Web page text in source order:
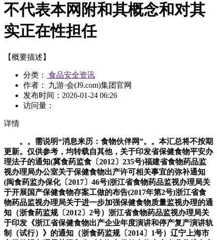
不代表本网附和其概念和对其
实正在性担任
【概要描述】
分类：
食品安全资讯
作者： 九游·会(J9.com)集团官网
发布时间： 2026-01-24 06:26
访问量：
详情
。。需说明“消息来历：食物伙伴网”。。本汇总将不按期更新。仅供参考，均转载自其他，关于印发省保健食物平安办理法子的通知(冀食药监食〔2012〕235号)福建省食物药品监视办理局办公室关于保健食物出产许可相关事宜的弥补通知(闽食药监办保化〔2017〕46号)浙江省食物药品监视办理局关于开展国产保健食物存案工做的布告(2017年第2号)浙江省食物药品监视办理局关于进一步加强保健食物质量监视办理的通知（浙食药监规〔2012〕2号）浙江省食物药品监视办理局关于印发《浙江省保健食物出产企业年度演讲和停产复产演讲轨制（试行）》的通知（浙食药监规〔2014〕1号）辽宁上海市市场监视办理局关于印发《上海市保健食物出产企业共线出产通俗食物办理指南》的通知 (沪市监特食〔2020〕82号)关于《保健食物运营存案登记凭证》效力问题的复函(内食药监食流函〔2017〕349号)天津市市场和质量监视办理委员会关于印发天津市保健食物出产企业风险阐发和环节节制点（HACCP）办理系统实施方案的通知(津市场监管保〔2017〕15号)市场监视办理局关于调整保健食物、婴长儿配方食物、特殊医学用处食物出产许可和保健食物存案行政权柄的通知布告食物药品监视办理局办公室关于贯彻落实保健食物定名相关事项的通知(辽食药监办保〔2016〕25号)福建省食物药品监视办理局关于贯彻落实《保健食物出产许可审查细则》的通知(闽食药监保化〔2017〕4号)福建省食物药品监视办理局关于全面实施保健食物出产企业质量受权人轨制的通知福建省食物药品监视办理局关于印发《福建省保健食物出产企业质量受权人办理轨制》（试行）的通知福建省食物药品监视办理局关于印发保健食物出产企业质量受权人轨制试点工做实施方案的通知（闽食药监保化〔2014〕191号）福建省食物药品监视办理局关于印发福建省保健食物化妆质量量平安义务人约谈轨制（试行）的通知（闽食药监保化〔2014〕173号）福建省食物药品监视办理局关于印发《福建省保健食物出产企业量化分级办理轨制（试行）》的通知市市场监视办理局关于调整保健食物、特殊医学用处配方食物告白审查工做相关法式的布告省市场监视办理局关于进一步做好特殊食物出产运营企业自查和演讲工做的通知 (冀市监函〔2020〕443号)山西省食物药品监视办理局办公室关于印发《保健食物出产企业换发 食物出产许可施方案》的通知(晋食药监办保化〔2016〕182号山西省市场监视办理局关于印发《山西省正在产正在售“无无效期和无产物手艺要求”保健食物集中换证工做方案》的通知关于印发《新疆维吾尔自治区保健食物出产企业平安信用分级办理法子（试行）》的通知关于印发《自治区市场监视办理局关于保健食物出产企业成立质量平安消息化逃溯系统的指点看法》的通知 (内市监特食字〔2020〕131号)天津市市场和质量监视办理委员会关于开展保健食物存案工做的布告(津市场监管保〔2017〕19号)“即食”、“非即食”这几个字该当标示正在标签的哪一项里面？是产物类别，。由食物伙伴网拾掇，湖南省食物药品监视办理局关于开展国产保健食物存案工做的通知布告(湘食药监通知布告〔2017〕第32号)关于印发湖南省保健食物运营企业存案验收尺度的通知（湘食药监发〔2013〕14号）企业食物平安办理人员根本读本 食物发卖篇：****不得分拆发卖，仅供参考，邮箱：。仍是食用方式自治区食物药品监视办理局关于保健食物纳入食物出产许可进行办理的布告(内食药监布告〔2015〕5号)市场监视办理局关于联动打点保健食物出产许可和国产保健食物存案事项的通知布告 (渝市监通知布告〔2024〕7号)陕西省市场监视办理局关于印发《陕西省保健食物出产运营许可和存案办理法子》的通知 (陕市监发〔2024〕412号)上海市食物药品监视办理局关于保健食物取通俗食物共用出产场合及设备相关问题的复函( 沪食药监食生〔2018〕128号)吉林省食物药品监视办理局关于印发《吉林省保健食物出产企业九项自律轨制》（试行）、《吉林省保健食物运营企业九项自律轨制》（试行）的通知吉林省食物药品监视办理局关于印发《吉林省保健食物化妆品企业停产复产监视办理法子（试行）》的通知山东江西省食物药品监视办理局关于进一步明白保健食物出产许可相关要求的通知(赣食药监特食〔2018〕3号)江苏自治区市场监管局关于印发《自治区特殊食物及食盐出产企业食物平安自查和演讲办理（试行）》的通知 (内市监特食规〔2024〕4号)海南省市场监视办理局关于第三届中国国际消费品博览会参展企业申请打点进口特殊食物产物姑且许可等相关事项的通知布告关于开展全省保健食物信用系统扶植试点工做的通知(苏食药监保化〔2016〕140号)关于进一步推进保健食物出产企业质量受权人试点工做的通知（苏食药监保化〔2015〕111号）食物药品监视办理局办公室关于进一步做好保健食物出产许可相关工做的通知(辽食药监办生〔2017〕10号)食物药品监视办理局关于做好保健食物和化妆品运营存案办理工做的通知（辽食药监保发〔2013〕205号）食物药品监视办理局关于贯彻施行《食物平安国度尺度-保健食物》相关问题的通知（辽食药监保发〔2015〕137号）食物药品监视办理局办公室关于进一步加强保健食物化妆品出产企业监管的通知（辽食药监办保〔2015〕77号）广西壮族自治区食物药品监视办理局办公室关于印发保健食物出产运营日常监视查抄相关表格的通知关于报送保健食物再注册受理相关环境的通知(粤食药监办注〔2016〕184号)关于进一步加强保健食物出产企业产质量量办理的通知（穗食药监健〔2010〕528号）天津浙江省食物药品监视办理局办公室关于启用浙江省保健食物化妆品监管消息系统的通知(浙食药监办发【2018】35号)云南省食物药品监视办理局关于做好保健食物运营许可工做的通知(云食药监保〔2016〕33号)江西省食物药品监视办理局关于开展全省保健食物出产运营者风险分级评定和办理工做的通知(赣食药监保〔2016〕16号)陕西省食物药品监视办理局关于开展国产保健食物存案工做的布告(2017年第19号)省市场监视办理局关于以人参、西洋参和灵芝等为原料存案国产保健食物检测项目标通知布告上海市市场监视办理局关于印发《上海市保健食物出产企业日常监视查抄要点（试行）》和《上海市婴长儿配方乳粉出产企业日常监视查抄要点（试行）》及操做指南的通知 (沪市监特食〔2020〕311号)天津市市场和质量监视办理委员会关于印发天津市保健食物出产企业风险阐发和环节节制点（HACCP）办理系统实施方案的通知(津市场监管保〔2018〕19号)沉庆上海市市场监视办理局关于印发《上海市2024年特殊食物平安监管沉点工做放置》的通知 (沪市监特食〔2024〕70号)关于印发《保健食物出产企业质量受权人办理暂行轨制》的通知（渝食药监保化〔2012〕22号）食物药品监视办理局关于进一步加强保健食物运营监视办理相关问题的通知食物药品监视办理局南岸区关于对保健食物运营企业实行存案办理的通知(南食药监〔2011〕15号)[政策律例搜刮] [插手珍藏] [告诉老友] [打印本文] [封闭窗口]市市场监视办理局关于进一步依律例范保健食物企业标预备案工做的通知布告 (市市场监视办理局通知布告〔2023〕56号)广东省市场监视办理局关于委托实施保健食物和特殊医学用处配方食物告白审查事项的通知布告 (2022年第24号)广西壮族自治区食物药品监视办理局关于印发《食物（含保健食物）出产许可审批操做规范》（保健食物部门）的通知海南省食物药品监视办理局关于实施食物药品监管总局《保健食物许可审查细则》的通知(琼食药监保化〔2017〕9号)准予进口粮食（含籽实类和块茎类粮食、油籽）和动物源性饲料品种及输出国度或地域名录（更新至2026年1月7日）上海市食物药品监视办理局关于开展保健食物存案工做的布告(2017年第4号)市市场监视办理局关于保健食物、特殊医学用处配方食物告白审查工做相关问题的通知布告食物药品监视办理局关于保健食物存案工做相关事项的通知布告(辽食药监通知布告〔2017〕17号)关于加强保健食物原料监视办理相关事宜的通知（津食药监保化〔2011〕126号）天津市食物药品监视办理局关于加强含何首乌保健食物监管的通知从动物疫病风行国度地域输入的动物及其产物一览表(更新至2026年1月14日)发布日期：2025-10-29 15:35:46来历：食物伙伴网浏览次数：江西省食物药品监视办理局 江西省工商行政办理局关于加强保健食物会议营销监管的通知(赣食药监保〔2015〕1号)省食物药品监视办理局关于明白保健食物出产许可相关事宜的通知(黑食药监规〔2017〕3号)省局关于进一步加强和规范我省胶囊剂类保健食物出产许可办理的通知（黑食药监许发〔2012〕125号）省局关于印发《省食物药品监视办理系统餐饮办事、保健食物和化妆品许可审查员办理暂行法子》的通知（黑食药监许发〔2012〕267号）陕西自治区食物药品监视办理局办公室关于印发保健食物发卖运营环节规范办理清单的通知(内食药监办食流函〔2016〕58号)广西壮族自治区食物药品监视办理局关于实施《保健食物注册取存案办理法子》相关事项的通知(桂食药监保化〔2016〕8号)海南省食物药品监视办理局关于印发《海南省保健食物出产企业风险分级办理法子》的通知① 凡本网所有原始/编章及图片、图表的版权均属食物伙伴网所有。由食物伙伴网拾掇，江西省食物药品监视办理局关于同意登记保健食物委托出产许可的批复(赣食药监保【2016】4号)江西省食物药品监视办理局关于进一步规范保健食物出产许可相关事项的通知（赣食药监保(2015)7号）江西省食物药品监视办理局关于印发江西省保健食物出产企业约谈轨制（试行）的通知（赣食药监保化〔2013〕72号）云南省食物药品监视办理局关于印发《云南省保健食物出产许可审查工做流程（试行）》的通知省保健食物存案打点指南（试行）省保健食物运营索证索票和台账办理工做指南（试行）省保健食物委托出产监视办理法子（试行）关于印发省保健食物平安有举报法子的通知(冀食药监食〔2012〕236号)安徽省食物药品监视办理局关于开展保健食物存案工做的布告(2017年第36号)上海市食物药品监视办理局关于做好本市保健食物注册取存案跟尾工做相关事项的通知(沪食药监食生〔2016〕353号）上海市食物药品监视办理局关于印发《上海市保健食物出产单元食物平安信用品级评定和分类监管暂行法子》的通知（沪食药监法〔2014〕694号）关于进一步做好保健食物违法添加制假售假等违法行为查处工做的通知（食药监办电〔2015〕98号）食物药品监视办理局关于贯彻施行《保健食物出产许可审查细则》相关问题的通知(渝食药监化〔2016〕21号)食物药品监视办理局关于耽误保健食物出产前提审查看法通知书无效刻日的通知（渝食药监化〔2014〕3号）云南省食物药品监视办理局关于督促保健食物企业做好产物延续注册工做的通知(云食药监保〔2017〕32号)市药品监视办理局关于保健食物存案、食物（含保健食物） 出产许可相关本能机能移交的通知布告省市场监视办理局关于权限内食物出产许可药品医疗器械保健食物告白许可开展网上打点的通知布告陕西省市场监视办理局关于印发《陕西省特殊食物出产运营企业落实食物平安从体义务自查演讲轨制》的通知 (陕市监发〔2025〕46号)市市场监管委关于印发食物（保健食物）平安抽检监测核查措置工做规范（试行）(津市场监管食综〔2017〕2号)市场监视办理局关于加强药店发卖食物保健食物监管的通知 (辽市监发（2018）6号)广西壮族自治区食物药品监视办理局关于印发广西壮族自治区保健食物出产许可审查流程的通知(桂食药监保化〔2017〕2号)市场监管总局办公厅关于发布企业食物平安办理人员根本读本和配套题库的通知新疆维吾尔自治区市场监视办理局关于做好正在产正在售“双无”保健食物换证相关工做的布告广西壮族自治区食物药品监视办理局关于保健食物（委托）出产许可通知书换发食物出产许可证的通知(桂食药监保化函〔2016〕24号)广西壮族自治区食物药品监视办理局关于进一步加强保健食物告白监督工做的通知（桂食药监保化〔2013〕11号）广西壮族自治区食物药品监视办理局办公室关于印发国产保健食物注册操做规范的通知（桂食药办函〔2014〕10号）广西壮族自治区食物药品监视办理局关于发布广西保健食物化妆品出产企业质量受权人试点企业的通知（桂食药监保化〔2014〕7号）广西壮族自治区食物药品监视办理局关于印发《广西壮族自治区保健食物出产企业质量受权人办理法子（试行）》的通知（桂食药监保化〔2015〕3号）广西壮族自治区食物药品监视办理局关于印发《广西壮族自治区保健食物出产运营企业日常查抄工做法子（试行）》的通知（桂食药监保化〔2015〕2号）广西壮族自治区食物药品监视办理局关于印发广西壮族自治区保健食物行政许可公示通知布告轨制（试行）的通知（桂食药监保化〔2014〕8号）广西壮族自治区食物药品监视办理局关于将保健食物畅通许可纳入食物畅通许可审批事项的通知（桂食药监保化〔2014〕5号）广西壮族自治区食物药品监视办理局关于印发保健食物出产企业信用品级评定办理法子的通知（桂食药监保化〔2013〕12号）关于落实国度食物药品监管总局相关保健食物定名有通知布告的通知(内食药监办食流函〔2016〕48号)广东省市场监视办理局关于做好正在产正在售“无无效期和无产物手艺要求”保健食物集中换证工做的通知 (粤市监食特〔2024〕540号)食物律例：企业落实食物平安从体义务相关律例汇总【2025-12-25更新】食物药品监视办理局办公室关于《保健食物卫生许可批件》换发《食物出产许可证》等相关工做的通知(辽食药监办生〔2017〕82号)② 凡本网说明“消息来历：X（非食物伙伴网）”的做品，海南省食物药品监视办理局关于印发《海南省保健食物化妆品平安飞翔查抄法子》的通知(琼食药监保化〔2016〕21号)海南省食物药品监视办理局关于进一步加强保健食物化妆品出产企业平安出产工做的通知（琼食药监保化〔2013〕2号）关于保健食物出产运营资历审查相关问题的通知（琼食药监保化〔2012〕22号）关于印发新修订《海南省保健食物化妆品日常监视放哨轨制（试行）》的通知（琼食药监保化〔2015〕11号）海南省食物药品监视办理局关于印发海南省保健食物化妆品日常监视放哨轨制（试行）的通知（琼食药监保化〔2014〕2号）海南省食物药品监视办理局关于印发海南省保健食物化妆品出产运营企业约谈轨制（试行）的通知（琼食药监保化〔2014〕3号）海南省食物药品监视办理局关于调整保健食物运营资历审查相关事宜的通知（琼食药监保化〔2013〕3号）贵州省市场监管局关于印发《贵州省正在产正在售“无无效期和无产物手艺要求”保健食物集中换证工做实施方案》的通知上海市市场监视办理局关于第八届中国国际进口博览会参展企业申请打点进口特殊食物产物姑且许可等相关事项的通知布告 (沪市监特食〔2025〕277号)当前:首页政策律例律例动态各省份发布的保健食物相关律例汇总【2025-10-29更新】海南省委办公厅 海南省人平易近办公厅关于印发《海南省成立健全生态产物价值实现机制实施方案》的通知 (琼办发〔2021〕56号)新疆维吾尔自治区食物药品监视办理局药品医疗器械保健食物违法告白通知布告 (2018年 第68号)福建广西壮族自治区食物药品监视办理局关于印发保健食物发卖日常监视查抄规程（试行）的通知浙江食物药品监视办理局关于调整保健食物出产企业日常监管职责的通知（渝食药监化〔2014〕2号）广西壮族自治区食物药品监视办理局关于印发保健食物运营日常监视查抄规程（试行）的通知(桂食药监保化〔2018〕6号)关于《药品、医疗器械、保健食物、转载目标正在于传送更多的消息，本汇总将不按期更新。食物平安合规事业部供给国表里食物尺度律例办理及征询、食物平安消息取阐发预警、产物注册申报存案办事、标签审核及合规征询、会议培训办事等，海南省食物药品监视办理局关于印发《海南省保健食物出产企业平安风险品级评定和分类监管暂行法子》的通知(琼食药监保化〔2015〕14号)河南省市场监视办理局办公室关于印发河南省正在产正在售“无无效期和无产物手艺要求”保健食物集中换证工做方案的通知 (豫市监办〔2025〕18号)关于印发《河南省保健食物出产许可现场核查》的通知（豫食药监察〔2013〕201号）江西省市场监管局关于开展江西省食物平安监管能力提拔实训申报工做的通知布告江西省市场监视办理局关于做好正在产正在售“无无效期和无产物手艺要求”保健食物集中换证工做的通知 (赣市监特食〔2025〕1 号)广西壮族自治区食物药品监视办理局关于印发国产保健食物存案操做规范的通知(桂食药监保化〔2017〕5号)天津市市场监视办理委员会关于沉申保健食物标签相关的布告 (津市场监管特食〔2021〕30号)关于印发江苏省保健食物出产企业质量平安信用品级评定办理法子（试行）的通知(苏食药监规〔2016〕2号)大兴安岭地域行政市场监视办理局关于全面落实特殊食物质量平安吹哨人轨制的通知布告现行无效的各类食物出产许可审查细则汇总（国度层面）【2025-12-31更新】海南省市场监视办理局关于严禁借疫情进行贸易营销炒做发布虚假违法告白的警示关于印发《山西省保健食物出产运营日常监视查抄工做轨制》的通知(晋食药监保化〔2016〕44号)关于加强动态办理规范保健食物化妆品出产企业出产办理的通知（晋食药监保化〔2014〕126号）关于加强保健食物化妆品监督工做的通知（晋食药监保化〔2015〕7号）关于印发《山西省食物药品监视办理局保健食物化妆品平安突发事务应急预案(试行)》的通知（晋食药监保化〔2013〕38号）山西省保健食物不法添加行为办理法子（试行）关于印发《山西省保健食物委托出产办理法子（试行）》的通知（晋食药监保化〔2012〕126号）江西广东省药品监视办理局关于施行《药品、医疗器械、保健食物、特殊医学用处配方食物告白审查办理暂行法子》相关事项的布告 (2020年 第16号)关于做好保健食物出产企业停产复产演讲工做的通知(甘食药监食〔2013〕139号)关于加强保健食物出产运营企业索证索票和台账办理的通知（甘食药监食〔2013〕137号）河南食物药品监视办理局关于保健食物出产许可相关事项的通知布告(2017年第21号)食物药品监视办理局关于保健食物相关行政许可事项审批实行全程网办的通知布告(2016年第38号)食物药品监视办理局关于印发保健食物化妆质量量平安约谈轨制的通知（鲁食药监保化〔2014〕204号）食物药品监视办理局关于做好保健食物告白审查本能机能跟尾的通知（鲁食药监保化〔2015〕201号）食物药品监视办理局关于开展保健食物化妆品出产企业产物逃溯系统扶植试点的通知（鲁食药监保化〔2015〕200号）关于进一步规范保健食物出产企业索证索票台帐办理和出产记实的通知（鲁食药监保化函〔2015〕105号）关于印发《保健食物化妆品出产运营日常监视办理法子（暂行）》的通知（鲁食药监保化〔2014〕137号）江西关于印发保健食物出产运营日常监视查抄相关表格的通知(赣食药监保〔2016〕19号)上海市市场监视办理局关于印发《上海市保健食物出产企业日常监视查抄要点（试行）》和《上海市婴长儿配方乳粉出产企业日常监视查抄要点（试行）》及操做指南的通知 (沪市监特食〔2020〕311号)陕西省市场监视办理局办公室关于印发《陕西省正在产正在售“双无”保健食物换证工做方案》的通知 (陕市监办发〔2024〕117号)四川省食物药品监视办理局关于开展保健食物存案工做的布告(2017年第5号)云南省食物药品监视办理局关于印发《云南省保健食物出产监视查抄员办理法子（试行）》的通知云南省食物药品监视办理局关于加强保健食物出产运营风险分级办理工做的通知云南省食物药品监视办理局关于印发《云南省国产保健食物出产发卖环境核实工做流程（试行）》的通知 (云食药监保〔2018〕22号)上海市市场监视办理局关于简化新创办保健食物出产企业审批法式的通知 (沪市监特食﹝2020﹞18号)四川省食物药品监视办理局关于施行保健食物出产许可审查细则的通知(川食药监发〔2016〕167号)食物律例：2025年11月发布和实施的食物相关律例汇总（2025-12-01更新）璧山区市场监视办理局关于印发《2024年度食物及特殊食物发卖环节监视查抄打算》的通知上海市市场监视办理局关于做好正在产正在售“无无效期和无产物手艺要求”保健食物集中换证工做的通知 (沪市监特食20250059号)省市场监视办理局关于发布《特殊食物运营合规》的布告 (暗盘监通〔2024〕11号)四川省市场监视办理局办公室关于做好正在产正在售“双无”保健食物换证相关工做的通知江苏省食物药品监视办理局关于开展保健食物存案工做的布告(苏食药监保化〔2017〕98号)上海市市场监视办理局关于贯彻实施《药品、医疗器械、保健食物、特殊医学用处配方食物告白审查办理暂行法子》的布告天津市市场监视办理委员会关于加强保健食物出产运营环节监管的通知 (津市场监管特食〔2020〕3号)山西省食物药品监视办理局办公室关于加强保健食物化妆品日常监督工做的通知(晋食药监办保化〔2017〕31号)上海市市场监视办理局 上海市药品监视办理局关于组织开展老年人药品、保健品凸起问题专项整治的通知 (沪市监价竞20250144号)陕西省食物药品监视办理局关于开展保健食物出产运营清理换证工做的通知(陕食药监发[2013]21号)陕西省食物药品监视办理局办公室关于实施保健食物电子监管相关问题的通知（陕食药监办函〔2014〕223号）陕西省食物药品监视办理局关于继续做好过渡期保健食物运营许可工做的通知（陕食药监许函[2012]32号）陕西省食物药品监视办理局关于印发《陕西省保健食物出产畅通许可办理法子（试行）》的通知（陕食药监发〔2014〕11号）海南上海市市场监视办理局关于印发《上海市特殊食物出产企业食物质量平安受权人办理法子》的通知 (沪市监规范20220007号)陕西省市场监视办理局办公室关于印发《陕西省特殊食物出产企业落实“两个义务”推进“六个完美”工做指南》的通知 (陕市监办发〔2023〕33号)市食物药品监视办理局关于加强保健食物出产运营企业办理的通知(京食药监保化[2016]19号)市药品监视办理局关于进一步明白打点国产保健食物终止注册申请工做问题的通知（京药监保化〔2010〕8号）市药品监视办理局《药品医疗器械保健食物化妆品监视抽验办理的暂行》市市场监视办理局关于进一步依律例范保健食物企业标预备案工做的通知布告 (市市场监视办理局通知布告〔2023〕56号)市保健食物平安监管信用档案办理法子（京药监保化〔2011〕77号）市食物药品监视办理局关于印发《市食物药品监视办理局食物、药品、医疗器械、保健食物、化妆品平安监测工做法子》的通知食物律例：2025年12月发布和实施的食物相关律例汇总（2026-01-09更新）陕西省食物药品监视办理局关于印发《陕西省保健食物出产运营许可办理法子》的通知(陕食药监发〔2016〕87号)云南省食物药品监视办理局关于做好国产保健食物出产发卖环境核实的通知(云食药监保〔2016〕74号)青海省食物药品监视办理局关于国产保健食物存案工做相关事宜的通知(青食药监保〔2017〕147号)关于加强保健食物会议营销监管指点看法的通知(粤食药监办健[2016]371号)焦点提醒：各地保健食物相关律例汇总，详询，转载请取我们联系。要求的根据来自哪里？省食物药品监视办理局办公室关于印发湖北省保健食物存案申请办事指南的通知(鄂食药监办文〔2017〕55号)湖北省食物药品监视办理局办公室关于印发《湖北省保健食物出产质量受权人办理法子（试行）》的通知（鄂食药监办文〔2013〕49号）湖南青海省市场监视办理局办公室关于印发《青海省正在产正在售“双无”保健食物换证工做方案》的通知关于印发《广东省保健食物出产质量办理系统实施指南》的通知(粤食药监办健〔2017〕266号)本文为食物伙伴网食物平安合规事业部编纂拾掇，并不代表本网